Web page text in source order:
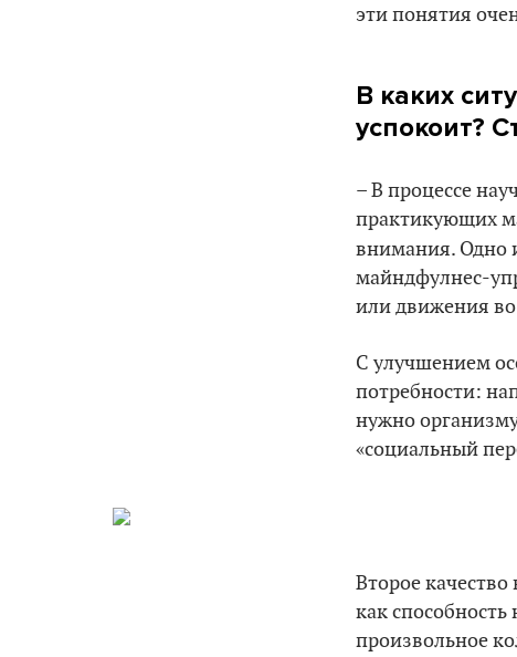
эти понятия
В каких
успокоит?
– В процессе
практикующих
внимания. Одно
майндфулнес-
или движения
С улучшением
потребности:
нужно
«социальный
Второе
как
произвольное